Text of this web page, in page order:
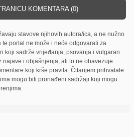
KOMENTARA (0)
stavove njihovih autora/ica, a ne nužno
portal ne može i neće odgovarati za
koji sadrže vrijeđanja, psovanja i vulgaran
i objašnjenja, ali to ne obavezuje
koji krše pravila. Čitanjem prihvatate
mogu biti pronađeni sadržaji koji mogu